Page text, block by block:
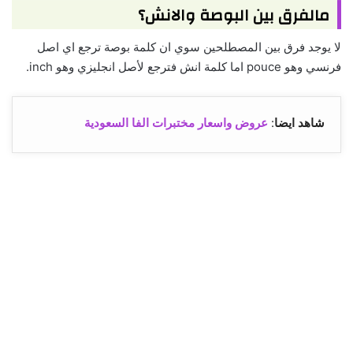
مالفرق بين البوصة والانش؟
لا يوجد فرق بين المصطلحين سوي ان كلمة بوصة ترجع اي اصل
فرنسي وهو pouce اما كلمة انش فترجع لأصل انجليزي وهو inch.
شاهد ايضا: عروض واسعار مختبرات الفا السعودية